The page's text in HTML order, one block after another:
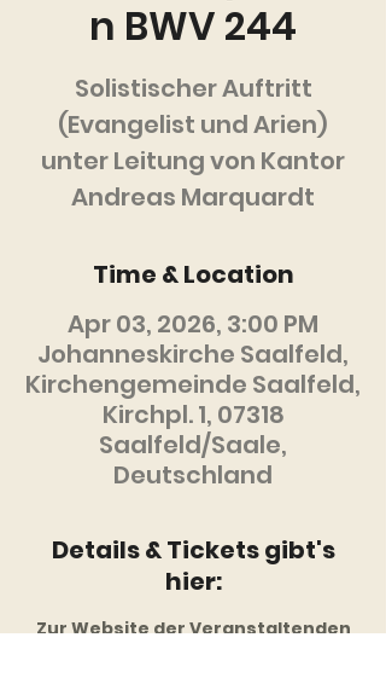
n BWV 244
Solistischer Auftritt
(Evangelist und Arien)
unter Leitung von Kantor
Andreas Marquardt
Time & Location
Apr 03, 2026, 3:00 PM
Johanneskirche Saalfeld,
Kirchengemeinde Saalfeld,
Kirchpl. 1, 07318
Saalfeld/Saale,
Deutschland
Details & Tickets gibt's
hier:
Zur Website der Veranstaltenden